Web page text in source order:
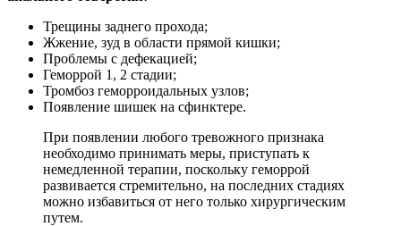
Трещины заднего прохода;
Жжение, зуд в области прямой кишки;
Проблемы с дефекацией;
Геморрой 1, 2 стадии;
Тромбоз геморроидальных узлов;
Появление шишек на сфинктере.
При появлении любого тревожного признака
необходимо принимать меры, приступать к
немедленной терапии, поскольку геморрой
развивается стремительно, на последних стадиях
можно избавиться от него только хирургическим
путем.